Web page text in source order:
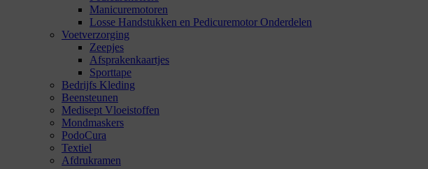
Manicuremotoren
Losse Handstukken en Pedicuremotor Onderdelen
Voetverzorging
Zeepjes
Afsprakenkaartjes
Sporttape
Bedrijfs Kleding
Beensteunen
Medisept Vloeistoffen
Mondmaskers
PodoCura
Textiel
Afdrukramen